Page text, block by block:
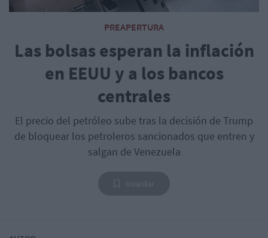
PREAPERTURA
Las bolsas esperan la inflación
en EEUU y a los bancos
centrales
El precio del petróleo sube tras la decisión de Trump
de bloquear los petroleros sancionados que entren y
salgan de Venezuela